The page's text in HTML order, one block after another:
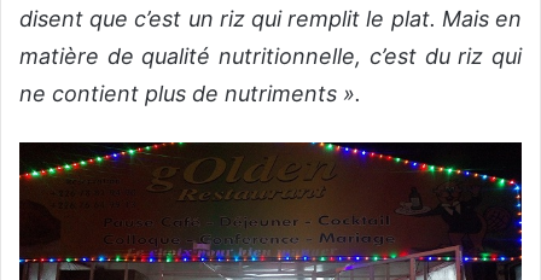
disent que c’est un riz qui remplit le plat. Mais en
matière de qualité nutritionnelle, c’est du riz qui
ne contient plus de nutriments ».